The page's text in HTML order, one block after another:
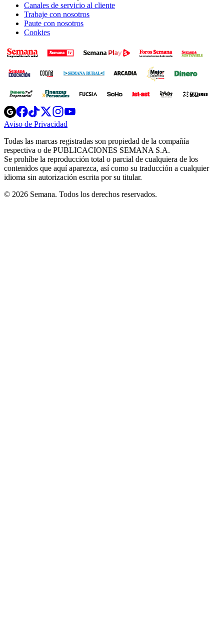
Canales de servicio al cliente
Trabaje con nosotros
Paute con nosotros
Cookies
Opens
in
new
Opens
in
new
Opens
in
new
window
Opens
new
windowwindow
Aviso de Privacidad
new
window
Todas las marcas registradas son propiedad de la compañía
respectiva o de PUBLICACIONES SEMANA S.A.
Se prohíbe la reproducción total o parcial de cualquiera de los
contenidos que aquí aparezca, así como su traducción a cualquier
idioma sin autorización escrita por su titular.
© 2026 Semana. Todos los derechos reservados.